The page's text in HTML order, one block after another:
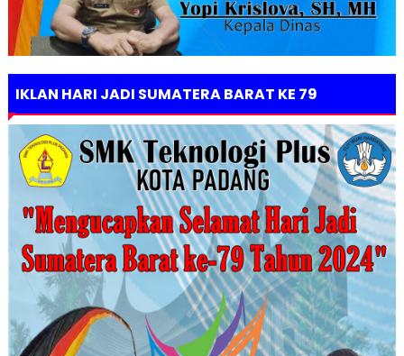
IKLAN HARI JADI SUMATERA BARAT KE 79